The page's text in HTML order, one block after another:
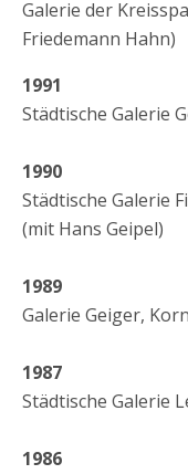
Galerie der
Friedemann Hahn)
1991
Städtische Galerie
1990
Städtische Galerie
(mit Hans Geipel)
1989
Galerie Geiger,
1987
Städtische Galerie
1986